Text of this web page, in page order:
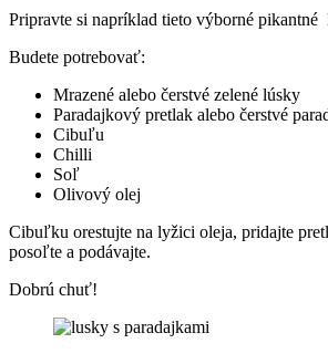
Pripravte si napríklad tieto výborné
Budete potrebovať:
Mrazené alebo čerstvé zelené lúsky
Paradajkový pretlak alebo čerstvé
Cibuľu
Chilli
Soľ
Olivový olej
Cibuľku orestujte na lyžici oleja, pridajte
posoľte a podávajte.
Dobrú chuť!